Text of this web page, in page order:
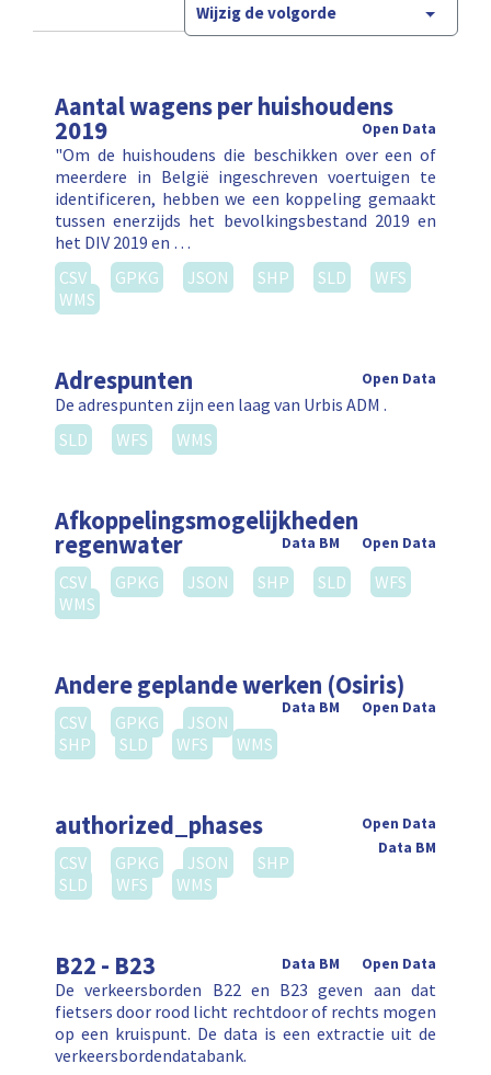
Wijzig de volgorde
Aantal wagens per huishoudens
2019 Open Data
"Om de huishoudens die beschikken over een of
meerdere in België ingeschreven voertuigen te
identificeren, hebben we een koppeling gemaakt
tussen enerzijds het bevolkingsbestand 2019 en
het DIV 2019 en …
CSV
GPKG JSON SHP SLD
WFS
WMS
Adrespunten Open Data
De adrespunten zijn een laag van Urbis ADM .
SLD
WFS WMS
Afkoppelingsmogelijkheden
regenwater Open Data
Data BM
CSV GPKG JSON SHP SLD
WFS
WMS
Andere geplande werken (Osiris)
Open Data
Data BM
CSV GPKG
JSON
SHP
SLD WFS WMS
authorized_phases
Open Data
Data BM
CSV GPKG JSON
SHP
SLD
WFS WMS
B22 - B23 Open Data
Data BM
De verkeersborden B22 en B23 geven aan dat
fietsers door rood licht rechtdoor of rechts mogen
op een kruispunt. De data is een extractie uit de
verkeersbordendatabank.